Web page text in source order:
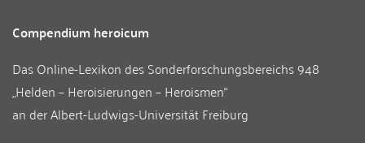
Compendium heroicum
Das Online-Lexikon desSonderforschungsbereichs 948
„Helden – Heroisierungen – Heroismen“
an derAlbert-Ludwigs-Universität Freiburg